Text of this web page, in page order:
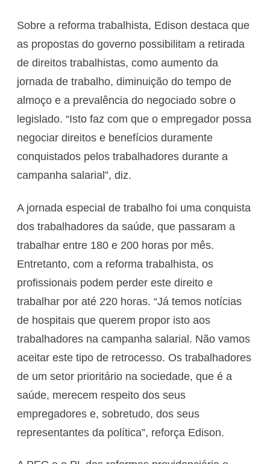
Sobre a reforma trabalhista, Edison destaca que
as propostas do governo possibilitam a retirada
de direitos trabalhistas, como aumento da
jornada de trabalho, diminuição do tempo de
almoço e a prevalência do negociado sobre o
legislado. “Isto faz com que o empregador possa
negociar direitos e benefícios duramente
conquistados pelos trabalhadores durante a
campanha salarial”, diz.
A jornada especial de trabalho foi uma conquista
dos trabalhadores da saúde, que passaram a
trabalhar entre 180 e 200 horas por mês.
Entretanto, com a reforma trabalhista, os
profissionais podem perder este direito e
trabalhar por até 220 horas. “Já temos notícias
de hospitais que querem propor isto aos
trabalhadores na campanha salarial. Não vamos
aceitar este tipo de retrocesso. Os trabalhadores
de um setor prioritário na sociedade, que é a
saúde, merecem respeito dos seus
empregadores e, sobretudo, dos seus
representantes da política”, reforça Edison.